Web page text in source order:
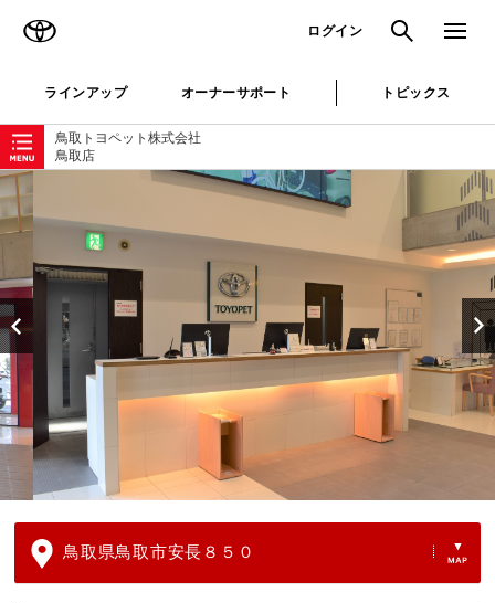
ログイン 検索 メニュ
ラインアップ オーナーサポート トピックス
鳥取トヨペット株式会社
鳥取店
ローカルナビゲーション
鳥取県鳥取市安長８５０